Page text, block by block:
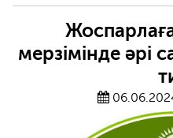
мерзімінде әрі